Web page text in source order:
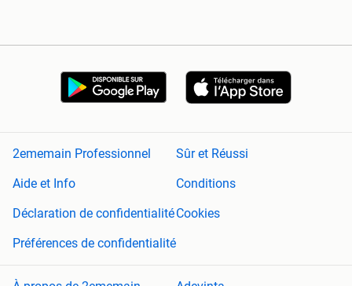
2ememain Professionnel
Sûr et Réussi
Aide et Info
Conditions
Déclaration de confidentialitéCookies
Préférences de confidentialité